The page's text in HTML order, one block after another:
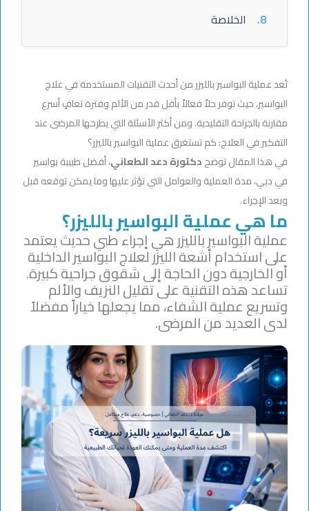
8.
الخلاصة
تُعد عملية البواسير بالليزر من أحدث التقنيات المستخدمة في علاج
البواسير، حيث توفر حلاً فعالاً بأقل قدر من الألم وفترة تعافٍ أسرع
مقارنة بالجراحة التقليدية. ومن أكثر الأسئلة التي يطرحها المرضى عند
التفكير في العلاج: كم تستغرق عملية البواسير بالليزر؟
في هذا المقال توضحدكتورة دعد الطعاني، أفضل طبيبة بواسير
في دبي، مدة العملية والعوامل التي تؤثر عليها وما يمكن توقعه قبل
وبعد الإجراء.
ما هي عملية البواسير بالليزر؟
عملية البواسير بالليزر هي إجراء طبي حديث يعتمد
على استخدام أشعة الليزر لعلاج البواسير الداخلية
أو الخارجية دون الحاجة إلى شقوق جراحية كبيرة.
تساعد هذه التقنية على تقليل النزيف والألم
وتسريع عملية الشفاء، مما يجعلها خياراً مفضلاً
لدى العديد من المرضى.